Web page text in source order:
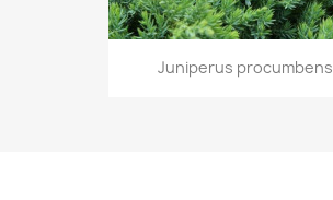
Juniperus procumbens